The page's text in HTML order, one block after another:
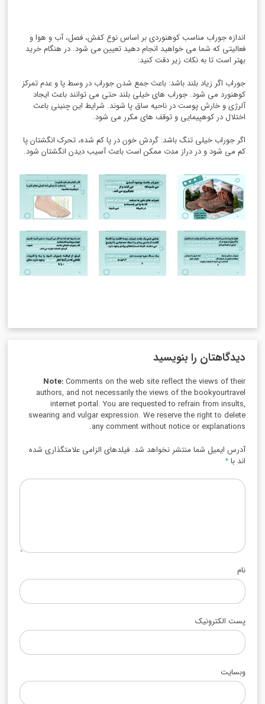
اندازه جوراب مناسب کوهنوردی بر اساس نوع کفش، فصل، آب و هوا و
فعالیتی که شما می خواهید انجام دهید تعیین می شود. در هنگام خرید
بهتر است تا به نکات زیر دقت کنید:
جوراب اگر زیاد بلند باشد: باعث جمع شدن جوراب در وسط پا و عدم تمرکز
کوهنورد می شود. جوراب های خیلی بلند حتی می توانند باعث ایجاد
آلرژی و خارش پوست در ناحیه ساق پا شوند. شرایط این چنینی باعث
اختلال در کوهپیمایی و توقف های مکرر می شود.
اگر جوراب خیلی تنگ باشد: گردش خون در پا کم شده، تحرک انگشتان پا
کم می شود و در دراز مدت ممکن است باعث آسیب دیدن انگشتان شود.
دیدگاهتان را بنویسید
Note:Comments on the web site reflect the views of their
authors, and not necessarily the views of the bookyourtravel
internet portal. You are requested to refrain from insults,
swearing and vulgar expression. We reserve the right to delete
any comment without notice or explanations.
آدرس ایمیل شما منتشر نخواهد شد. فیلدهای الزامی علامتگذاری شده
اند با*
نام
پست الکترونیک
وبسایت